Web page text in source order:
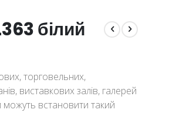
білий
торговельних,
виставкових залів, галерей
можуть встановити такий